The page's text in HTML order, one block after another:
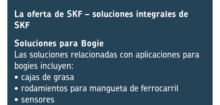
La oferta de SKF – soluciones integrales de
SKF
Soluciones para Bogie
Las soluciones relacionadas con aplicaciones para
bogies incluyen:
• cajas de grasa
• rodamientos para mangueta de ferrocarril
• sensores